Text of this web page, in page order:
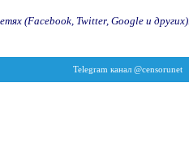
(Facebook, Twitter, Google и